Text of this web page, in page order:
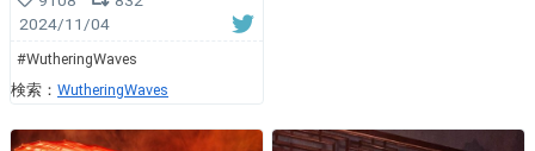
2024/11/04
#WutheringWaves
検索： WutheringWaves